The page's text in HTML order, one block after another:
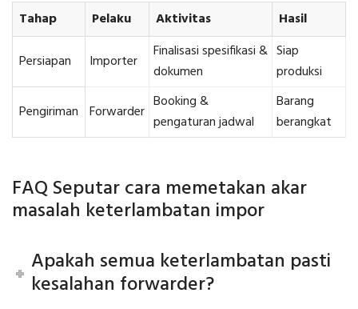
Tahap Pelaku Aktivitas Hasil
Persiapan Importer
Finalisasi spesifikasi &
dokumen
Siap
produksi
Pengiriman Forwarder Booking &
pengaturan jadwal
Barang
berangkat
FAQ Seputar cara memetakan akar
masalah keterlambatan impor
Apakah semua keterlambatan pasti
kesalahan forwarder?